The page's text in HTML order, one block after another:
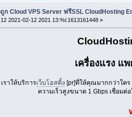
ก Cloud VPS Server ฟรีSSL CloudHosting
12 2021-02-12 2021 13:%i:1613161448 »
เครื่องแรง แ
ราให้บริการเว็บโฮสติ้ง [pr]ที่ให้คุณมากกว่าใคร
ความเร็วสูงขนาด 1 Gbps เชื่อมต่